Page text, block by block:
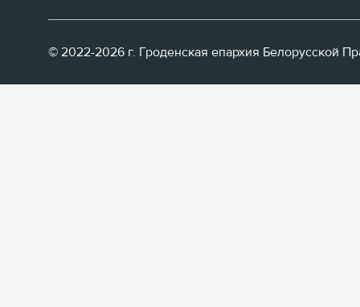
© 2022-2026 г. Гроденская епархия Белорусской